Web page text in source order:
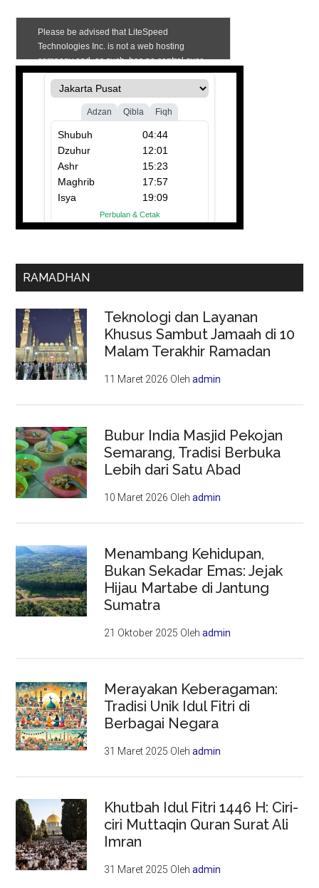
RAMADHAN
Teknologi dan Layanan
Khusus Sambut Jamaah di 10
Malam Terakhir Ramadan
11 Maret 2026 Olehadmin
Bubur India Masjid Pekojan
Semarang, Tradisi Berbuka
Lebih dari Satu Abad
10 Maret 2026 Olehadmin
Menambang Kehidupan,
Bukan Sekadar Emas: Jejak
Hijau Martabe di Jantung
Sumatra
21 Oktober 2025 Olehadmin
Merayakan Keberagaman:
Tradisi Unik Idul Fitri di
Berbagai Negara
31 Maret 2025 Olehadmin
Khutbah Idul Fitri 1446 H: Ciri-
ciri Muttaqin Quran Surat Ali
Imran
31 Maret 2025 Olehadmin